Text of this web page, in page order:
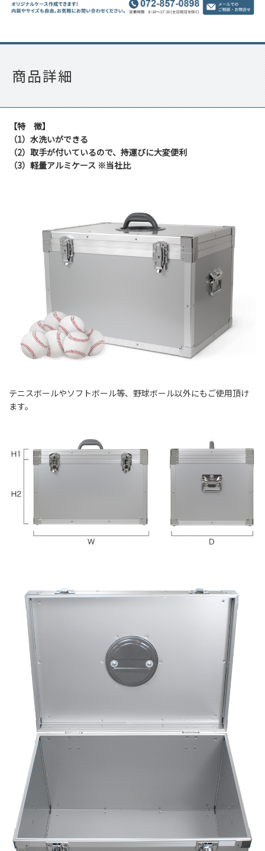
商品詳細
【特 徴】
（1）水洗いができる
（2）取手が付いているので、持運びに大変便利
（3）軽量アルミケース ※当社比
テニスボールやソフトボール等、野球ボール以外にもご使用頂け
ます。